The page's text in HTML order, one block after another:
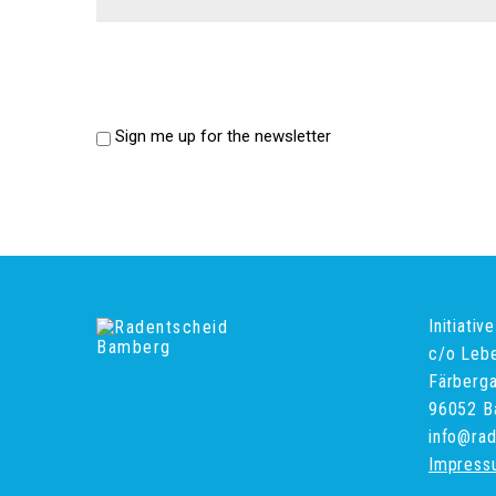
Sign me up for the newsletter
c/o
96052